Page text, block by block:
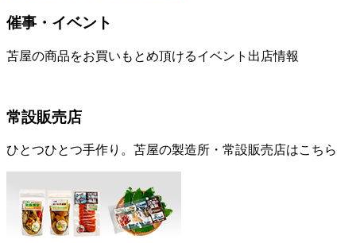
催事・イベント
苫屋の商品をお買いもとめ頂けるイベント出店情報
常設販売店
ひとつひとつ手作り。苫屋の製造所・常設販売店はこちら